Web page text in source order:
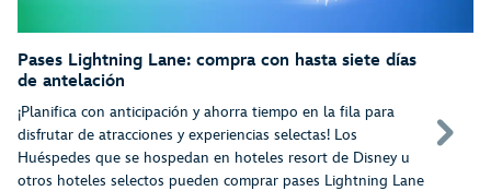
Pases Lightning Lane: compra con hasta siete días
de antelación
¡Planifica con anticipación y ahorra tiempo en la fila para
disfrutar de atracciones y experiencias selectas! Los
Huéspedes que se hospedan en hoteles resort de Disney u
otros hoteles selectos pueden comprar pases Lightning Lane